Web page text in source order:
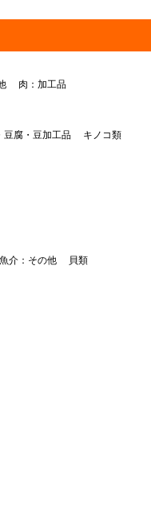
肉：加工品
豆腐・豆加工品
キノコ類
魚介：その他 貝類